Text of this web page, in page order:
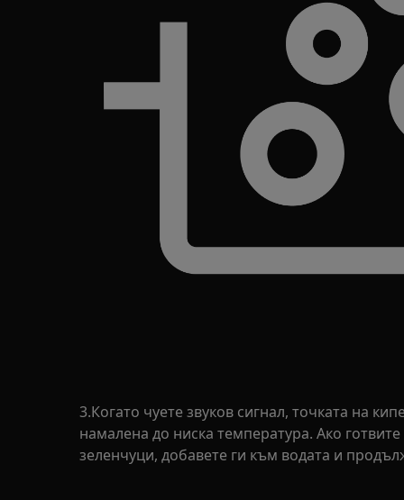
3.Когато чуете звуков сигнал, точката на
намалена до ниска температура. Ако
зеленчуци, добавете ги към водата и